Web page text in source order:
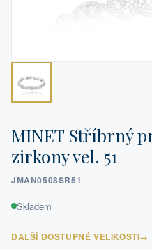
MINET Stříbrný
zirkony vel. 51
JMAN0508SR51
Skladem
DALŠÍ DOSTUPNÉ VELIKOSTI→